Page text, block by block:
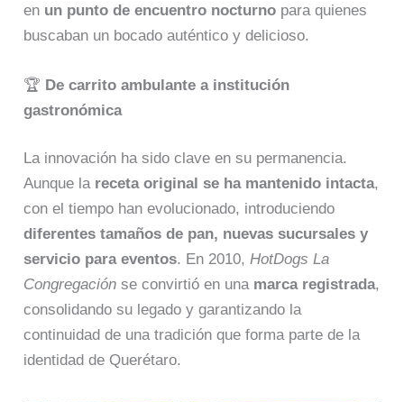
en un punto de encuentro nocturno para quienes
buscaban un bocado auténtico y delicioso.
🏆 De carrito ambulante a institución
gastronómica
La innovación ha sido clave en su permanencia.
Aunque la receta original se ha mantenido intacta,
con el tiempo han evolucionado, introduciendo
diferentes tamaños de pan, nuevas sucursales y
servicio para eventos. En 2010,HotDogs La
Congregación se convirtió en una marca registrada,
consolidando su legado y garantizando la
continuidad de una tradición que forma parte de la
identidad de Querétaro.